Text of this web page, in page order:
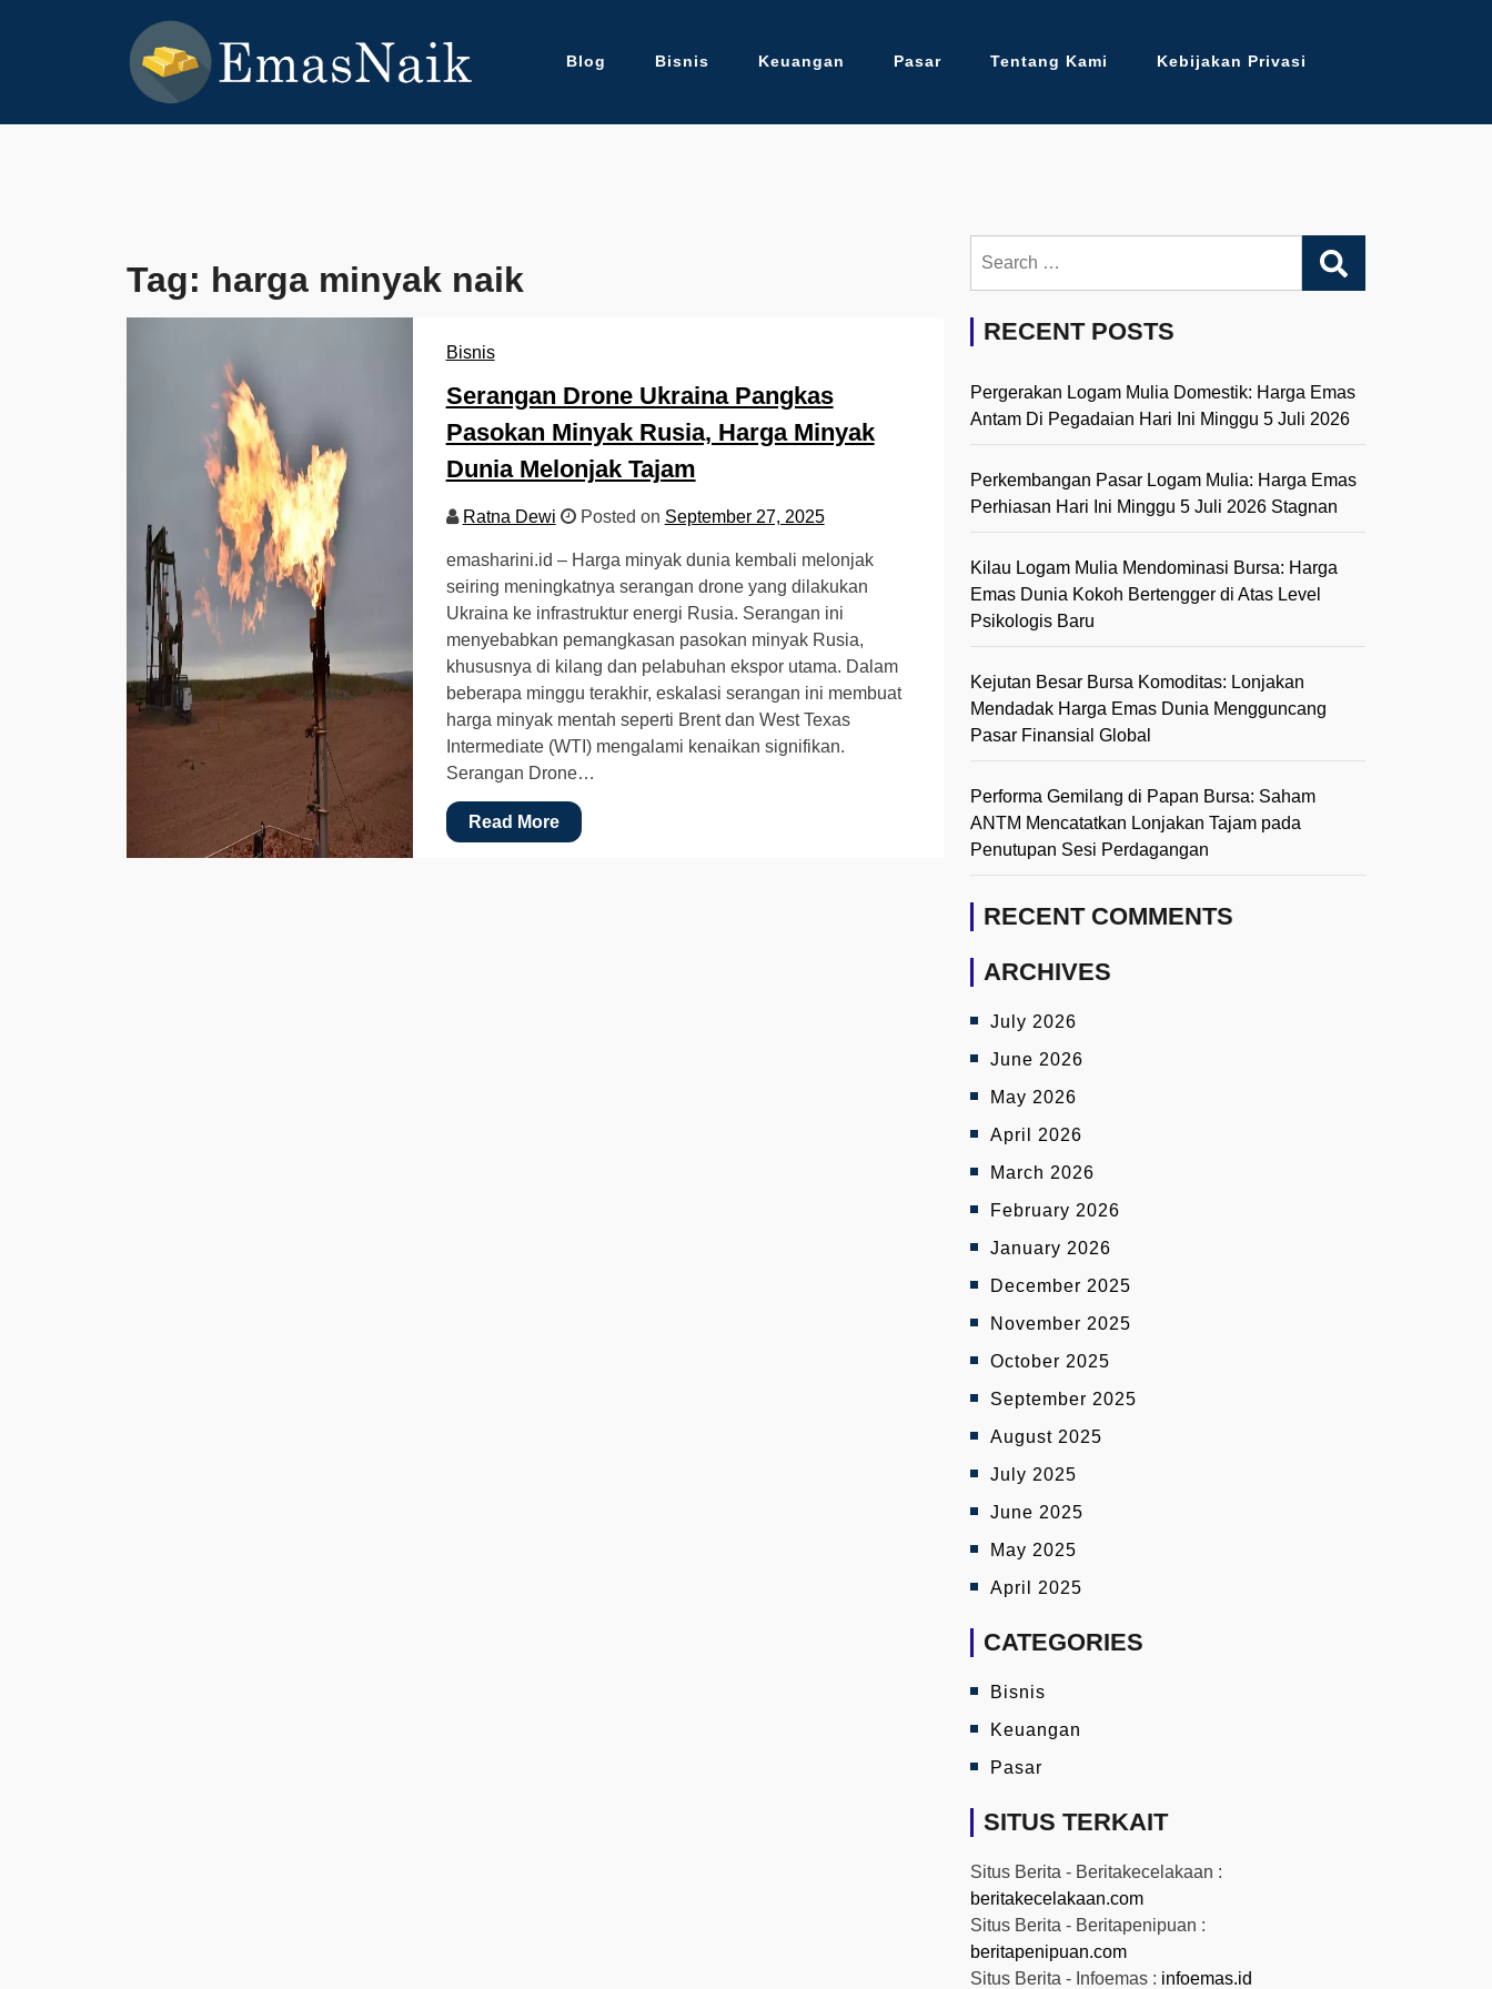
EMASNAIK
Topik Seputar Emas
Blog Bisnis Keuangan Pasar Tentang Kami Kebijakan Privasi
Tag: harga minyak naik
Bisnis
Serangan Drone Ukraina Pangkas
Pasokan Minyak Rusia, Harga Minyak
Dunia Melonjak Tajam
Ratna Dewi Posted on September 27, 2025
emasharini.id – Harga minyak dunia kembali melonjak
seiring meningkatnya serangan drone yang dilakukan
Ukraina ke infrastruktur energi Rusia. Serangan ini
menyebabkan pemangkasan pasokan minyak Rusia,
khususnya di kilang dan pelabuhan ekspor utama. Dalam
beberapa minggu terakhir, eskalasi serangan ini membuat
harga minyak mentah seperti Brent dan West Texas
Intermediate (WTI) mengalami kenaikan signifikan.
Serangan Drone…
Read More
for:
RECENT POSTS
Pergerakan Logam Mulia Domestik: Harga Emas
Antam Di Pegadaian Hari Ini Minggu 5 Juli 2026
Perkembangan Pasar Logam Mulia: Harga Emas
Perhiasan Hari Ini Minggu 5 Juli 2026 Stagnan
Kilau Logam Mulia Mendominasi Bursa: Harga
Emas Dunia Kokoh Bertengger di Atas Level
Psikologis Baru
Kejutan Besar Bursa Komoditas: Lonjakan
Mendadak Harga Emas Dunia Mengguncang
Pasar Finansial Global
Performa Gemilang di Papan Bursa: Saham
ANTM Mencatatkan Lonjakan Tajam pada
Penutupan Sesi Perdagangan
RECENT COMMENTS
ARCHIVES
July 2026
June 2026
May 2026
April 2026
March 2026
February 2026
January 2026
December 2025
November 2025
October 2025
September 2025
August 2025
July 2025
June 2025
May 2025
April 2025
CATEGORIES
Bisnis
Keuangan
Pasar
SITUS TERKAIT
Situs Berita - Beritakecelakaan :
beritakecelakaan.com
Situs Berita - Beritapenipuan :
beritapenipuan.com
Situs Berita - Infoemas : infoemas.id